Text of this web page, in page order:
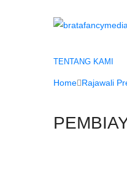
TENTANG KAMI
Home Rajawali